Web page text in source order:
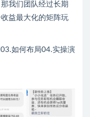
我们团队经过长期
益最大化的矩阵玩
如何布局04.实操演